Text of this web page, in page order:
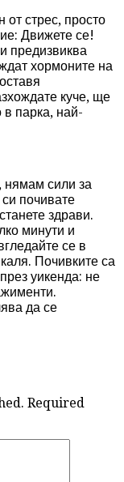
стрес, просто
Движете се!
предизвиква
хормоните на
куче, ще
в парка, най-
сили за
почивате
здрави.
минути и
се в
Почивките са
уикенда: не
да се
Required